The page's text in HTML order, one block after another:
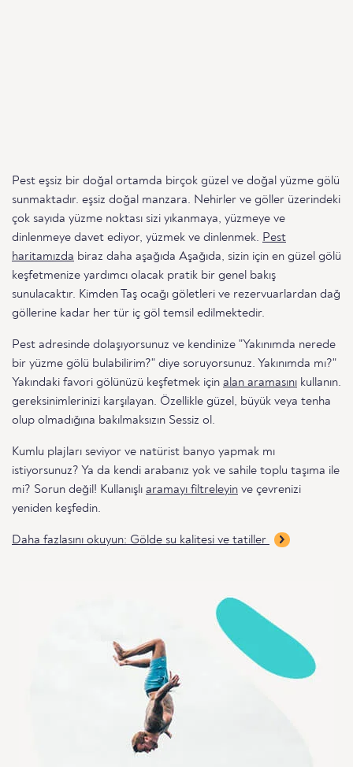
Pest eşsiz bir doğal ortamda birçok güzel ve doğal yüzme gölü
sunmaktadır. eşsiz doğal manzara. Nehirler ve göller üzerindeki
çok sayıda yüzme noktası sizi yıkanmaya, yüzmeye ve
dinlenmeye davet ediyor, yüzmek ve dinlenmek. Pest
haritamızda biraz daha aşağıda Aşağıda, sizin için en güzel gölü
keşfetmenize yardımcı olacak pratik bir genel bakış
sunulacaktır. Kimden Taş ocağı göletleri ve rezervuarlardan dağ
göllerine kadar her tür iç göl temsil edilmektedir.
Pest adresinde dolaşıyorsunuz ve kendinize "Yakınımda nerede
bir yüzme gölü bulabilirim?" diye soruyorsunuz. Yakınımda mı?"
Yakındaki favori gölünüzü keşfetmek için alan aramasını kullanın.
gereksinimlerinizi karşılayan. Özellikle güzel, büyük veya tenha
olup olmadığına bakılmaksızın Sessiz ol.
Kumlu plajları seviyor ve natürist banyo yapmak mı
istiyorsunuz? Ya da kendi arabanız yok ve sahile toplu taşıma ile
mi? Sorun değil! Kullanışlı aramayı filtreleyin ve çevrenizi
yeniden keşfedin.
Daha fazlasını okuyun: Gölde su kalitesi ve tatiller